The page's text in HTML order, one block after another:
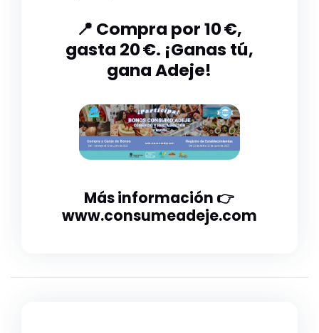
📍 Compra por 10 €,
gasta 20 €. ¡Ganas tú,
gana Adeje!
Más información 👉
www.consumeadeje.com